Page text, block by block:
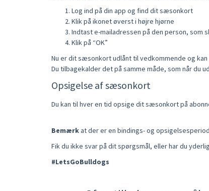
Log ind på din app og find dit sæsonkort
Klik på ikonet øverst i højre hjørne
Indtast e-mailadressen på den person, som
Klik på “OK”
Nu er dit sæsonkort udlånt til vedkommende og
Du tilbagekalder det på samme måde, som når du
Opsigelse af sæsonkort
Du kan til hver en tid opsige dit sæsonkort på
Bemærkat der er en bindings- og
Fik du ikke svar på dit spørgsmål, eller har du
#LetsGoBulldogs